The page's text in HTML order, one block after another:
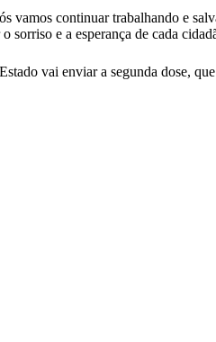
vamos continuar trabalhando e
sorriso e a esperança de cada
vai enviar a segunda dose,